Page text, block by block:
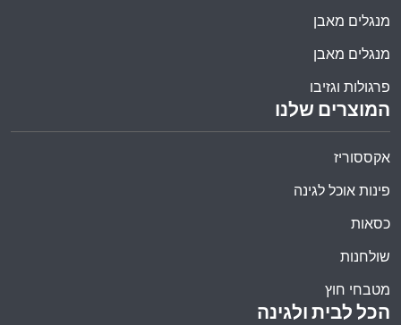
הכל לבית ולגינה
המוצרים שלנו
אקססוריז
פינות אוכל לגינה
כסאות
שולחנות
מטבחי חוץ
מנגלים מאבן
מנגלים מאבן
פרגולות וגזיבו